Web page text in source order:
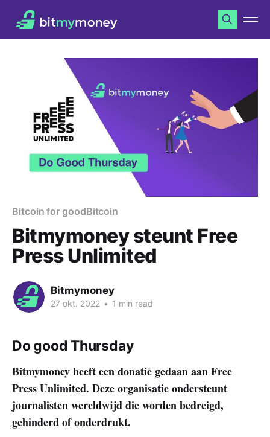
Bitcoin for goodBitcoin
Bitmymoney steunt Free
Press Unlimited
Bitmymoney
27 okt. 2022 • 1 min read
Do good Thursday
Bitmymoney heeft een donatie gedaan aan Free
Press Unlimited. Deze organisatie ondersteunt
journalisten wereldwijd die worden bedreigd,
gehinderd of onderdrukt.